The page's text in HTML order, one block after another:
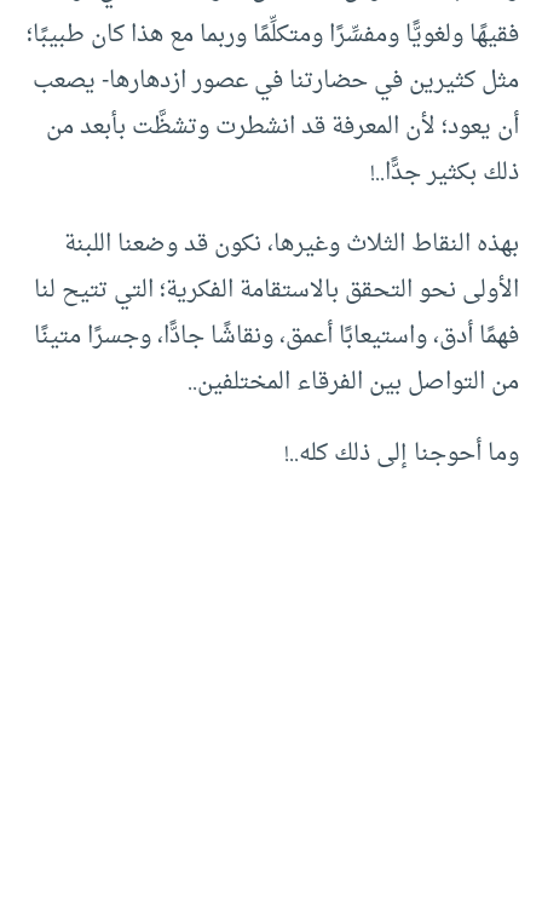
فقيهًا ولغويًّا ومفسِّرًا ومتكلِّمًا وربما مع هذا كان طبيبًا؛
مثل كثيرين في حضارتنا في عصور ازدهارها- يصعب
أن يعود؛ لأن المعرفة قد انشطرت وتشظَّت بأبعد من
ذلك بكثير جدًّا..!
بهذه النقاط الثلاث وغيرها، نكون قد وضعنا اللبنة
الأولى نحو التحقق بالاستقامة الفكرية؛ التي تتيح لنا
فهمًا أدق، واستيعابًا أعمق، ونقاشًا جادًّا، وجسرًا متينًا
من التواصل بين الفرقاء المختلفين..
وما أحوجنا إلى ذلك كله..!